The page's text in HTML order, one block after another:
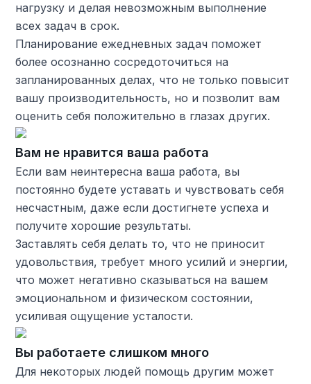
нагрузку и делая невозможным выполнение
всех задач в срок.
Планирование ежедневных задач поможет
более осознанно сосредоточиться на
запланированных делах, что не только повысит
вашу производительность, но и позволит вам
оценить себя положительно в глазах других.
Вам не нравится ваша работа
Если вам неинтересна ваша работа, вы
постоянно будете уставать и чувствовать себя
несчастным, даже если достигнете успеха и
получите хорошие результаты.
Заставлять себя делать то, что не приносит
удовольствия, требует много усилий и энергии,
что может негативно сказываться на вашем
эмоциональном и физическом состоянии,
усиливая ощущение усталости.
Вы работаете слишком много
Для некоторых людей помощь другим может